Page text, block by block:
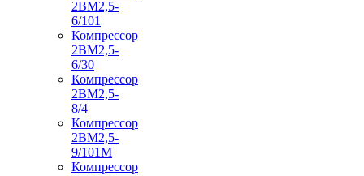
2ВМ2,5-
6/101
Компрессор
2ВМ2,5-
6/30
Компрессор
2ВМ2,5-
8/4
Компрессор
2ВМ2,5-
9/101М
Компрессор